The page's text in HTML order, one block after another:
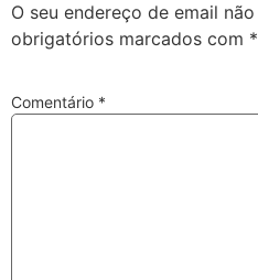
O seu endereço de email
obrigatórios marcados com *
Comentário *
Encontre o pneu
Válvulas TPMS